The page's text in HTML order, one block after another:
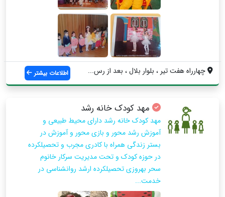
چهارراه هفت تیر ، بلوار بلال ، بعد از رس... اطلاعات بیشتر
مهد کودک خانه رشد
مهد کودک خانه رشد دارای محیط طبیعی و
آموزش رشد محور و‌ بازی محور و آموزش در
بستر زندگی همراه با کادری مجرب و‌ تحصیلکرده
در حوزه کودک و‌ تحت مدیریت سرکار خانوم
سحر بهروزی تحصیلکرده ارشد روانشناسی در
خدمت...